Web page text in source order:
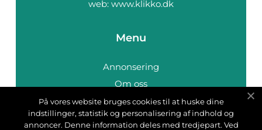
web: www.klikko.dk
Menu
Annonsering
Om oss
Cookies
Kontakta oss
På vores website bruges cookies til at huske dine
indstillinger, statistik og personalisering af indhold og
annoncer. Denne information deles med tredjepart. Ved